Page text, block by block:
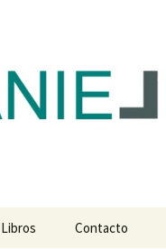
Libros Contacto